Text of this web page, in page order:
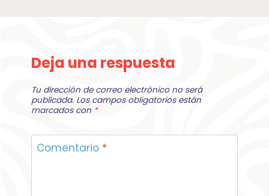
Deja una respuesta
Tu dirección de correo electrónico no será
publicada. Los campos obligatorios están
marcados con *
Comentario *